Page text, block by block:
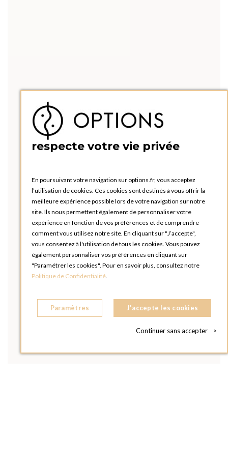
respecte votre vie privée
En poursuivant votre navigation sur options.fr, vous acceptez
l’utilisation de cookies. Ces cookies sont destinés à vous offrir la
meilleure expérience possible lors de votre navigation sur notre
site. Ils nous permettent également de personnaliser votre
expérience en fonction de vos préférences et de comprendre
comment vous utilisez notre site. En cliquant sur "J’accepte",
vous consentez à l'utilisation de tous les cookies. Vous pouvez
également personnaliser vos préférences en cliquant sur
"Paramétrer les cookies". Pour en savoir plus, consultez notre
Politique de Confidentialité.
Paramètres J'accepte les cookies
Continuer sans accepter >